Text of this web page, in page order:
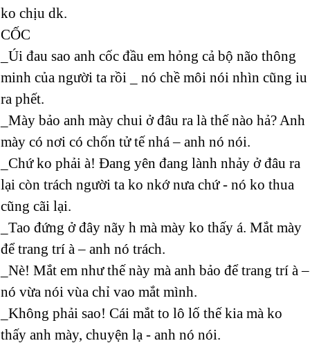
ko chịu dk.
CỐC
_Úi đau sao anh cốc đầu em hỏng cả bộ não thông
minh của người ta rồi _ nó chề môi nói nhìn cũng iu
ra phết.
_Mày bảo anh mày chui ở đâu ra là thế nào hả? Anh
mày có nơi có chốn tử tế nhá – anh nó nói.
_Chứ ko phải à! Đang yên đang lành nhảy ở đâu ra
lại còn trách người ta ko nkớ nưa chứ - nó ko thua
cũng cãi lại.
_Tao đứng ở đây nãy h mà mày ko thấy á. Mắt mày
để trang trí à – anh nó trách.
_Nè! Mắt em như thế này mà anh bảo để trang trí à –
nó vừa nói vùa chỉ vao mắt mình.
_Không phải sao! Cái mắt to lô lố thế kia mà ko
thấy anh mày, chuyện lạ - anh nó nói.